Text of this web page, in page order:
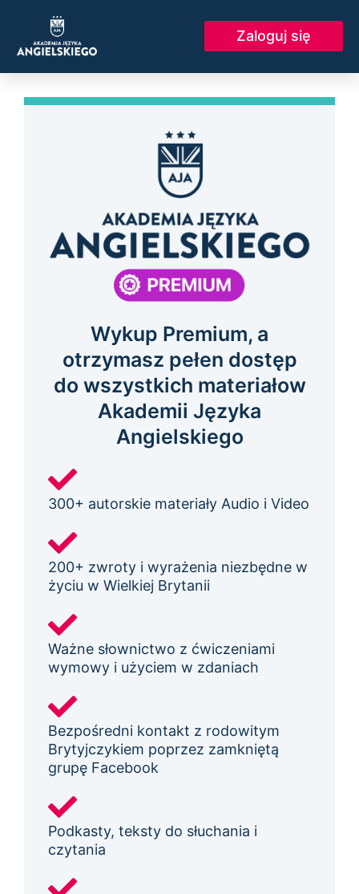
content
Zaloguj się
Wykup Premium, a
otrzymasz pełen dostęp
do wszystkich materiałow
Akademii Języka
Angielskiego
300+ autorskie materiały Audio i Video
200+ zwroty i wyrażenia niezbędne w
życiu w Wielkiej Brytanii
Ważne słownictwo z ćwiczeniami
wymowy i użyciem w zdaniach
Bezpośredni kontakt z rodowitym
Brytyjczykiem poprzez zamkniętą
grupę Facebook
Podkasty, teksty do słuchania i
czytania